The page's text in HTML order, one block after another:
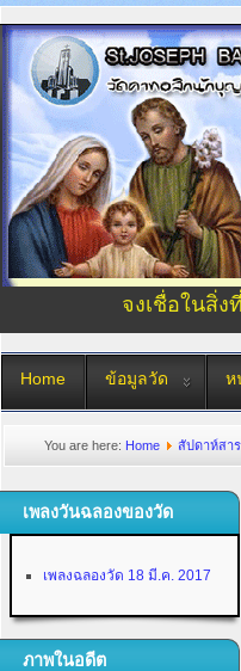
จงเชื่อในสิ่
Home ข้อมูลวัด ห
You are here: Home สัปดาห์สาร
เพลงวันฉลองของวัด
เพลงฉลองวัด 18 มี.ค. 2017
ภาพในอดีต